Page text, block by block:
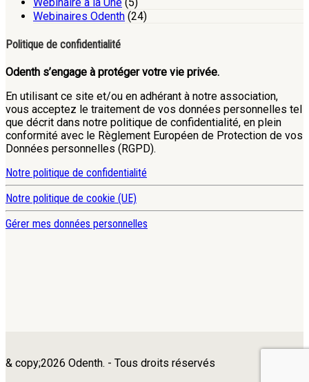
Webinaires Odenth (24)
Politique de confidentialité
Odenth s’engage à protéger votre vie privée.
En utilisant ce site et/ou en adhérant à notre association,
vous acceptez le traitement de vos données personnelles tel
que décrit dans notre politique de confidentialité, en plein
conformité avec le Règlement Européen de Protection de vos
Données personnelles (RGPD).
Notre politique de confidentialité
Notre politique de cookie (UE)
Gérer mes données personnelles
& copy;2026 Odenth. - Tous droits réservés